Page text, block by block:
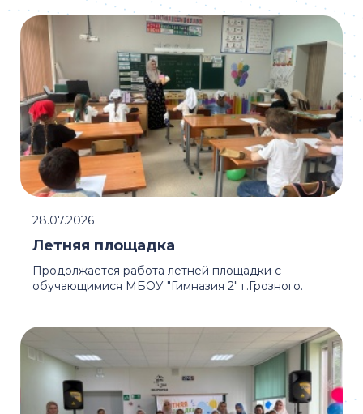
Продолжается работа летней площадки с
обучающимися МБОУ "Гимназия 2" г.Грозного.
Летняя площадка
28.07.2026